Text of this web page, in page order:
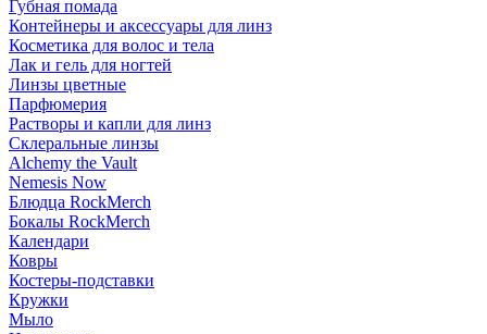
Губная помада
Контейнеры и аксессуары для линз
Косметика для волос и тела
Лак и гель для ногтей
Линзы цветные
Парфюмерия
Растворы и капли для линз
Склеральные линзы
Alchemy the Vault
Nemesis Now
Блюдца RockMerch
Бокалы RockMerch
Календари
Ковры
Костеры-подставки
Кружки
Мыло